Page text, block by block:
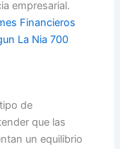
empresarial.
Financieros
La Nia 700
de
que las
un equilibrio